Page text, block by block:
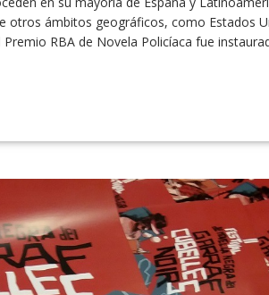
otros ámbitos geográficos, como Estados
RBA de Novela Policíaca fue